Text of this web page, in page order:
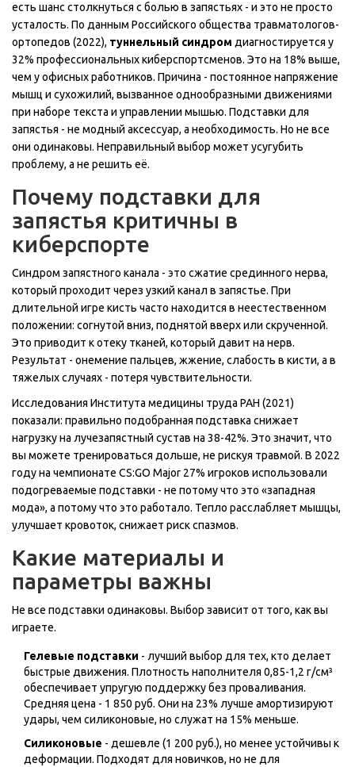
есть шанс столкнуться с болью в запястьях - и это не просто
усталость. По данным Российского общества травматологов-
ортопедов (2022), туннельный синдром диагностируется у
32% профессиональных киберспортсменов. Это на 18% выше,
чем у офисных работников. Причина - постоянное напряжение
мышц и сухожилий, вызванное однообразными движениями
при наборе текста и управлении мышью. Подставки для
запястья - не модный аксессуар, а необходимость. Но не все
они одинаковы. Неправильный выбор может усугубить
проблему, а не решить её.
Почему подставки для
запястья критичны в
киберспорте
Синдром запястного канала - это сжатие срединного нерва,
который проходит через узкий канал в запястье. При
длительной игре кисть часто находится в неестественном
положении: согнутой вниз, поднятой вверх или скрученной.
Это приводит к отеку тканей, который давит на нерв.
Результат - онемение пальцев, жжение, слабость в кисти, а в
тяжелых случаях - потеря чувствительности.
Исследования Института медицины труда РАН (2021)
показали: правильно подобранная подставка снижает
нагрузку на лучезапястный сустав на 38-42%. Это значит, что
вы можете тренироваться дольше, не рискуя травмой. В 2022
году на чемпионате CS:GO Major 27% игроков использовали
подогреваемые подставки - не потому что это «западная
мода», а потому что это работало. Тепло расслабляет мышцы,
улучшает кровоток, снижает риск спазмов.
Какие материалы и
параметры важны
Не все подставки одинаковы. Выбор зависит от того, как вы
играете.
Гелевые подставки - лучший выбор для тех, кто делает
быстрые движения. Плотность наполнителя 0,85-1,2 г/см³
обеспечивает упругую поддержку без проваливания.
Средняя цена - 1 850 руб. Они на 23% лучше амортизируют
удары, чем силиконовые, но служат на 15% меньше.
Силиконовые - дешевле (1 200 руб.), но менее устойчивы к
деформации. Подходят для новичков, но не для